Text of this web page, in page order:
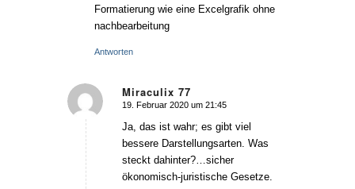
Formatierung wie eine Excelgrafik ohne
nachbearbeitung
Antworten
Miraculix 77
sagte:
19. Februar 2020 um 21:45
Ja, das ist wahr; es gibt viel
bessere Darstellungsarten. Was
steckt dahinter?…sicher
ökonomisch-juristische Gesetze.